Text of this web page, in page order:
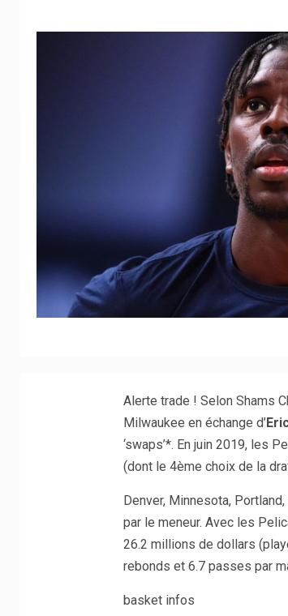
Alerte trade ! Selon Shams
Milwaukee en échange d’
‘swaps’*. En juin 2019, les
(dont le 4ème choix de la
Denver, Minnesota,
par le meneur. Avec les
26.2 millions de dollars
rebonds et 6.7 passes par
basket infos